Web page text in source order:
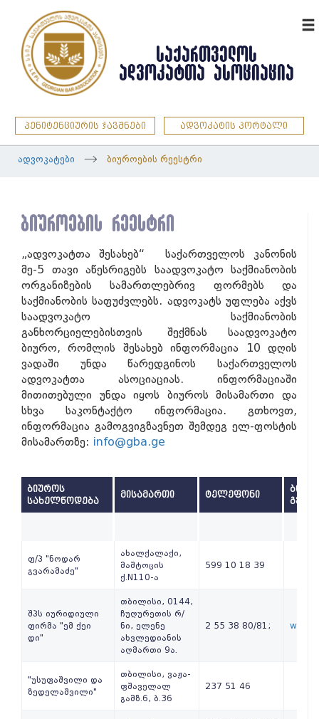
ᲡᲐᲥᲐᲠᲗᲕᲔᲚᲝᲡ
ᲐᲓᲕᲝᲙᲐᲢᲗᲐ ᲐᲡᲝᲪᲘᲐᲪᲘᲐ
პენიტენციურის ჯავშნები ადვოკატის პორტალი
ადვოკატები ბიუროების რეესტრი
ბიუროების რეესტრი
„ადვოკატთა შესახებ“ საქართველოს კანონის
მე-5 თავი აწესრიგებს საადვოკატო საქმიანობის
ორგანიზების სამართლებრივ ფორმებს და
საქმიანობის საფუძვლებს. ადვოკატს უფლება აქვს
საადვოკატო საქმიანობის
განხორციელებისთვის შექმნას საადვოკატო
ბიურო, რომლის შესახებ ინფორმაცია 10 დღის
ვადაში უნდა წარედგინოს საქართველოს
ადვოკატთა ასოციაციას. ინფორმაციაში
მითითებული უნდა იყოს ბიუროს მისამართი და
სხვა საკონტაქტო ინფორმაცია. გთხოვთ,
ინფორმაცია გამოგვიგზავნეთ შემდეგ ელ-ფოსტის
მისამართზე: info@gba.ge
ბიუროს
სახელწოდება
მისამართი ტელეფონი
ფ/პ "ნოდარ
გვარამაძე"
ახალქალაქი,
მაშტოცის
ქ.N110-ა
599 10 18 39
შპს იურიდიული
ფირმა "ემ ქეი
დი"
თბილისი, 0144,
ჩუღურეთის რ/
ნი, ელენე
ახვლედიანის
აღმართი 9ა.
2 55 38 80/81;
"უსუფაშვილი და
ზედელაშვილი"
თბილისი, ვაჟა-
ფშაველალ
გამზ.6, ბ.36
237 51 46